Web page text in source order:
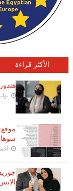
الأكثر قراءة
يوليو 28,